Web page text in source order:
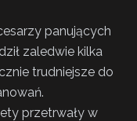
panujących
zaledwie kilka
trudniejsze do
przetrwały w